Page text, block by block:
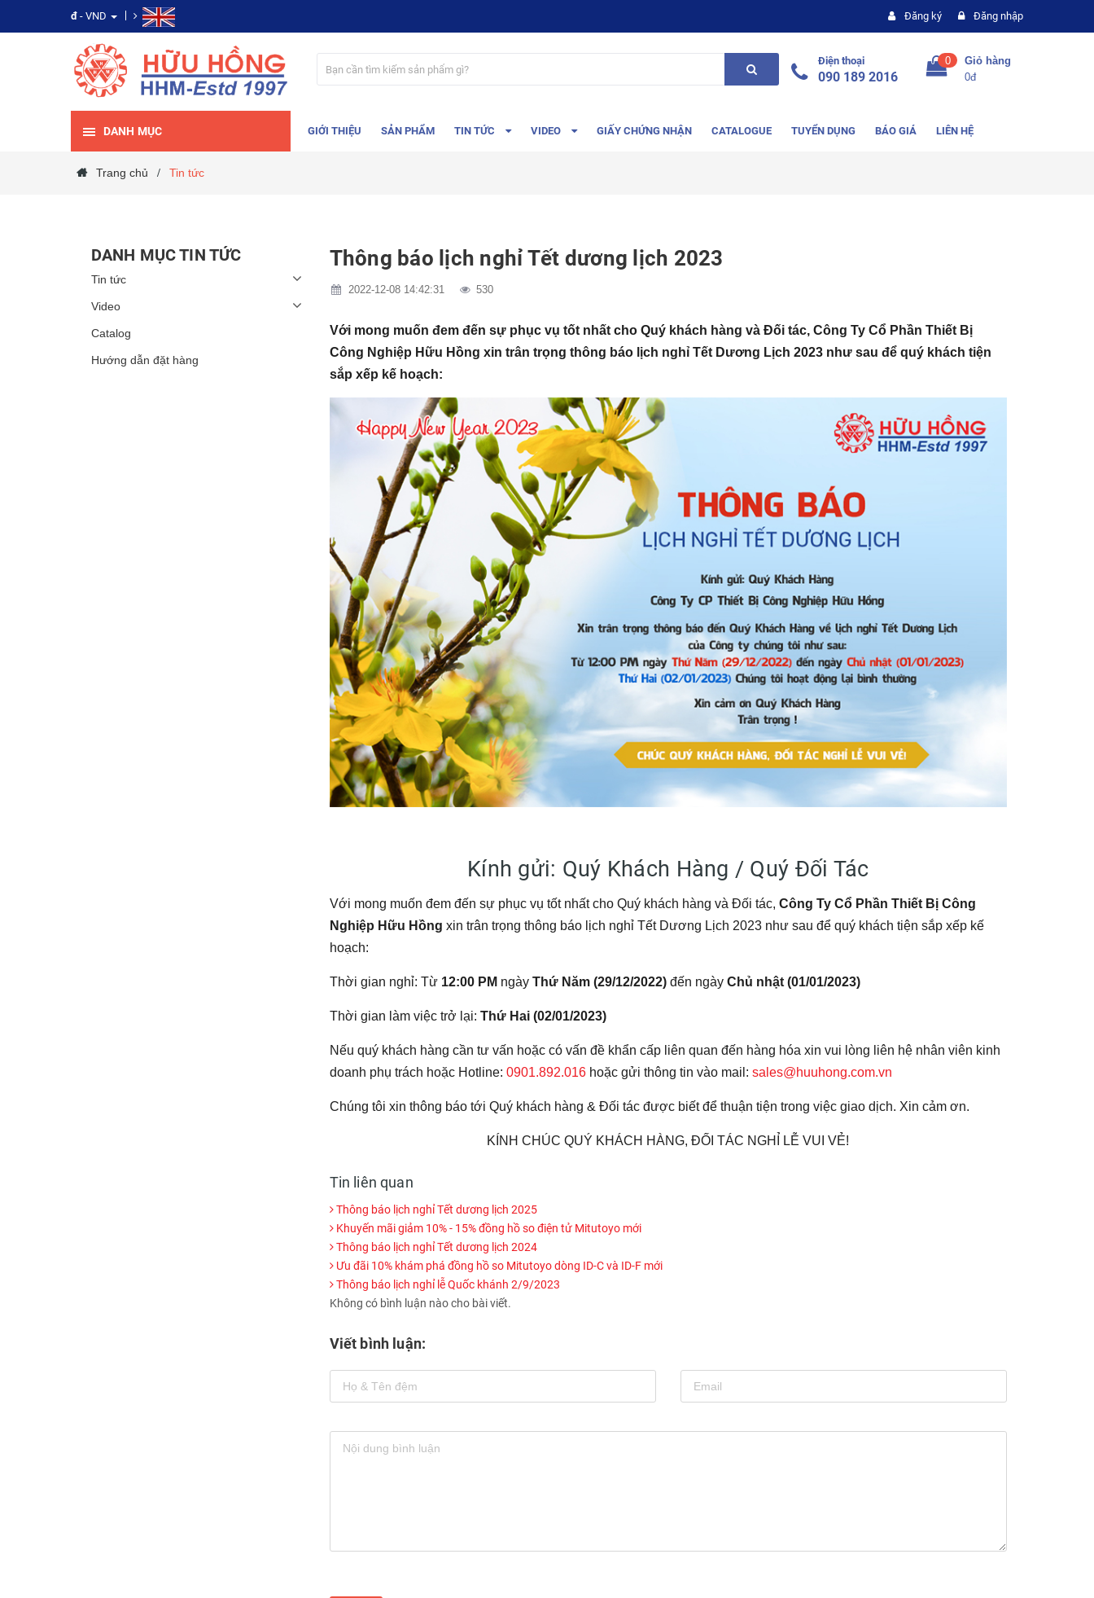
đ - VND Đăng ký Đăng nhập
Điện thoại
090 189 2016
0
Giỏ hàng
0đ
DANH MỤC GIỚI THIỆU SẢN PHẨM TIN TỨC VIDEO GIẤY CHỨNG NHẬN CATALOGUE TUYỂN DỤNG BÁO GIÁ LIÊN HỆ
Trang chủ / Tin tức
Thông báo lịch nghỉ Tết dương lịch 2023
2022-12-08 14:42:31 530
Với mong muốn đem đến sự phục vụ tốt nhất cho Quý khách hàng và Đối tác, Công Ty Cổ Phần Thiết Bị
Công Nghiệp Hữu Hồng xin trân trọng thông báo lịch nghỉ Tết Dương Lịch 2023 như sau để quý khách tiện
sắp xếp kế hoạch:
Kính gửi: Quý Khách Hàng / Quý Đối Tác
Với mong muốn đem đến sự phục vụ tốt nhất cho Quý khách hàng và Đối tác, Công Ty Cổ Phần Thiết Bị Công
Nghiệp Hữu Hồng xin trân trọng thông báo lịch nghỉ Tết Dương Lịch 2023 như sau để quý khách tiện sắp xếp kế
hoạch:
Thời gian nghỉ: Từ 12:00 PM ngày Thứ Năm (29/12/2022)đến ngày Chủ nhật (01/01/2023)
Thời gian làm việc trở lại: Thứ Hai (02/01/2023)
Nếu quý khách hàng cần tư vấn hoặc có vấn đề khẩn cấp liên quan đến hàng hóa xin vui lòng liên hệ nhân viên kinh
doanh phụ trách hoặc Hotline: 0901.892.016hoặc gửi thông tin vào mail: sales@huuhong.com.vn
Chúng tôi xin thông báo tới Quý khách hàng & Đối tác được biết để thuận tiện trong việc giao dịch. Xin cảm ơn.
KÍNH CHÚC QUÝ KHÁCH HÀNG, ĐỐI TÁC NGHỈ LỄ VUI VẺ!
Tin liên quan
Thông báo lịch nghỉ Tết dương lịch 2025
Khuyến mãi giảm 10% - 15% đồng hồ so điện tử Mitutoyo mới
Thông báo lịch nghỉ Tết dương lịch 2024
Ưu đãi 10% khám phá đồng hồ so Mitutoyo dòng ID-C và ID-F mới
Thông báo lịch nghỉ lễ Quốc khánh 2/9/2023
Không có bình luận nào cho bài viết.
Viết bình luận:
DANH MỤC TIN TỨC
Tin tức
Video
Catalog
Hướng dẫn đặt hàng